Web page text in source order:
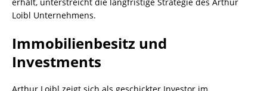
Loibl Unternehmens.
Immobilienbesitz und
Investments